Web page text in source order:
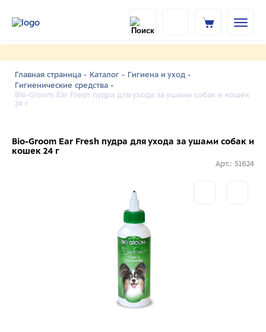
Главная страница - Каталог - Гигиена и уход -
Гигиенические средства -
Bio-Groom Ear Fresh пудра для ухода за ушами собак и кошек
24 г
Bio-Groom Ear Fresh пудра для ухода за ушами собак и
кошек 24 г
Арт.: 51624